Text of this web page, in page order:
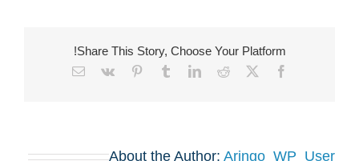
Share This Story, Choose Your Platform!
Facebook
X
Reddit
LinkedIn
Tumblr
Pinterest
Vk
Email
About the Author: Aringo_WP_User